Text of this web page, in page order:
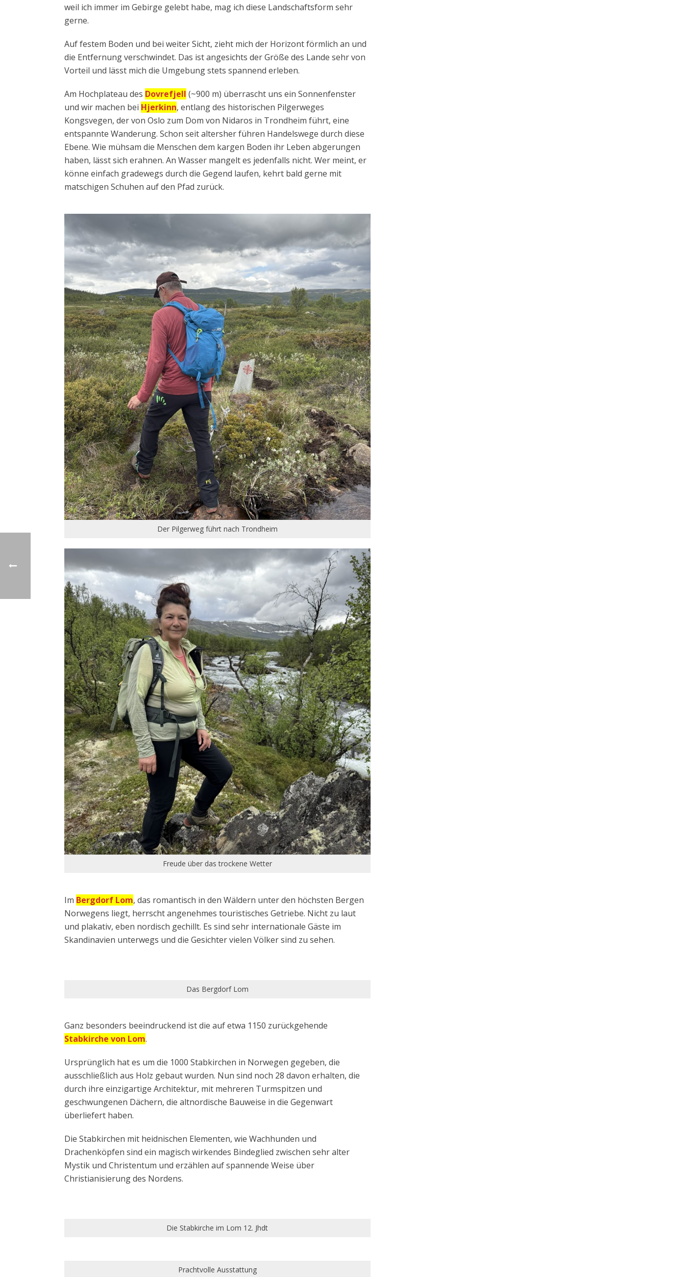
weil ich immer im Gebirge gelebt habe, mag ich diese Landschaftsform sehr
gerne.
Auf festem Boden und bei weiter Sicht, zieht mich der Horizont förmlich an und
die Entfernung verschwindet. Das ist angesichts der Größe des Lande sehr von
Vorteil und lässt mich die Umgebung stets spannend erleben.
Am Hochplateau des Dovrefjell (~900 m) überrascht uns ein Sonnenfenster
und wir machen bei Hjerkinn, entlang des historischen Pilgerweges
Kongsvegen, der von Oslo zum Dom von Nidaros in Trondheim führt, eine
entspannte Wanderung. Schon seit altersher führen Handelswege durch diese
Ebene. Wie mühsam die Menschen dem kargen Boden ihr Leben abgerungen
haben, lässt sich erahnen. An Wasser mangelt es jedenfalls nicht. Wer meint, er
könne einfach gradewegs durch die Gegend laufen, kehrt bald gerne mit
matschigen Schuhen auf den Pfad zurück.
Der Pilgerweg führt nach Trondheim
Freude über das trockene Wetter
Im Bergdorf Lom, das romantisch in den Wäldern unter den höchsten Bergen
Norwegens liegt, herrscht angenehmes touristisches Getriebe. Nicht zu laut
und plakativ, eben nordisch gechillt. Es sind sehr internationale Gäste im
Skandinavien unterwegs und die Gesichter vielen Völker sind zu sehen.
Das Bergdorf Lom
Ganz besonders beeindruckend ist die auf etwa 1150 zurückgehende
Stabkirche von Lom.
Ursprünglich hat es um die 1000 Stabkirchen in Norwegen gegeben, die
ausschließlich aus Holz gebaut wurden. Nun sind noch 28 davon erhalten, die
durch ihre einzigartige Architektur, mit mehreren Turmspitzen und
geschwungenen Dächern, die altnordische Bauweise in die Gegenwart
überliefert haben.
Die Stabkirchen mit heidnischen Elementen, wie Wachhunden und
Drachenköpfen sind ein magisch wirkendes Bindeglied zwischen sehr alter
Mystik und Christentum und erzählen auf spannende Weise über
Christianisierung des Nordens.
Die Stabkirche im Lom 12. Jhdt
Prachtvolle Ausstattung